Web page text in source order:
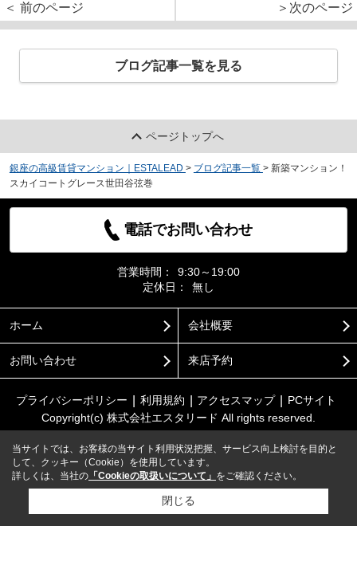
＜ 前のページ
＞次のページ
ブログ記事一覧を見る
ページトップへ
銀座の高級賃貸マンション｜ESTALEAD > ブログ記事一覧 > 新築マンション！
スカイコートグレース世田谷弦巻
電話でお問い合わせ
営業時間：
9:30～19:00
定休日：
無し
ホーム 会社概要
お問い合わせ 来店予約
プライバシーポリシー 利用規約 アクセスマップ
PCサイト
Copyright(c) 株式会社エスタリード All rights reserved.
当サイトでは、お客様の当サイト利用状況把握、サービス向上検討を目的と
して、クッキー（Cookie）を使用しています。
詳しくは、当社の 「Cookieの取扱いについて」 をご確認ください。
閉じる